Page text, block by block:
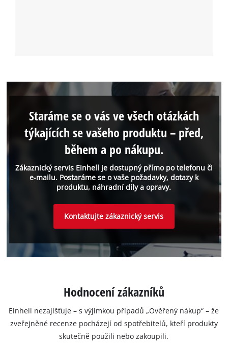
Zákaznický servis Einhell je dostupný přímo po telefonu či
e-mailu. Postaráme se o vaše požadavky, dotazy k
produktu, náhradní díly a opravy.
Staráme se o vás ve všech otázkách
týkajících se vašeho produktu – před,
během a po nákupu.
Kontaktujte zákaznický servis
Hodnocení zákazníků
Einhell nezajišťuje – s výjimkou případů „Ověřený nákup“ – že
zveřejněné recenze pocházejí od spotřebitelů, kteří produkty
skutečně použili nebo zakoupili.